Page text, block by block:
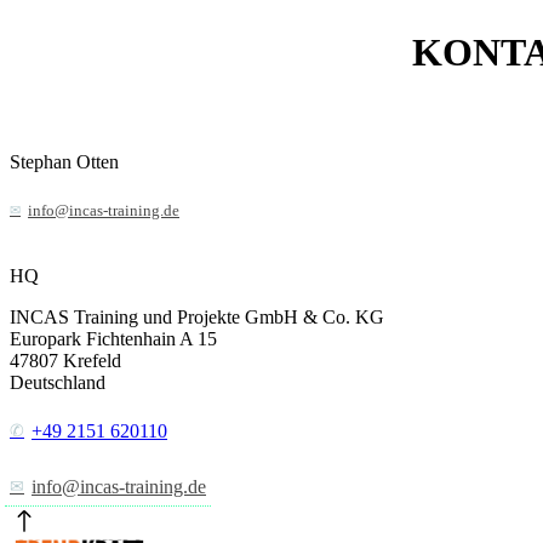
Stephan Otten
info@incas-training.de
HQ
INCAS Training und Projekte GmbH & Co. KG
Europark Fichtenhain A 15
47807 Krefeld
Deutschland
+49 2151 620110
info@incas-training.de